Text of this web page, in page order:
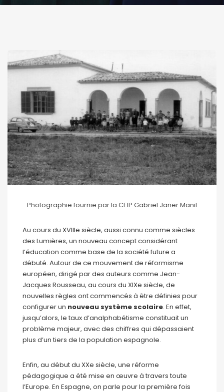
Photographie fournie par la CEIP Gabriel Janer Manil
Au cours du XVIIIe siècle, aussi connu comme siècles
des Lumières, un nouveau concept considérant
l’éducation comme base de la société future a
débuté. Autour de ce mouvement de réformisme
européen, dirigé par des auteurs comme Jean-
Jacques Rousseau, au cours du XIXe siècle, de
nouvelles règles ont commencés à être définies pour
configurer un nouveau système scolaire. En effet,
jusqu’alors, le taux d’analphabétisme constituait un
problème majeur, avec des chiffres qui dépassaient
plus d’un tiers de la population espagnole.
Enfin, au début du XXe siècle, une réforme
pédagogique a été mise en œuvre à travers toute
l’Europe. En Espagne, on parle pour la première fois